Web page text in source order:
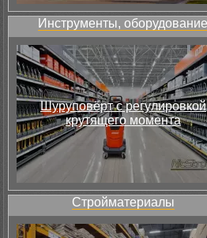
Инструменты, оборудование
Шуруповёрт с регулировкой
крутящего момента
Стройматериалы